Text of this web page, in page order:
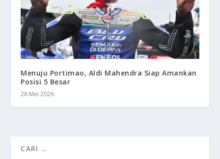
Menuju Portimao, Aldi Mahendra Siap Amankan
Posisi 5 Besar
28 Mei 2026